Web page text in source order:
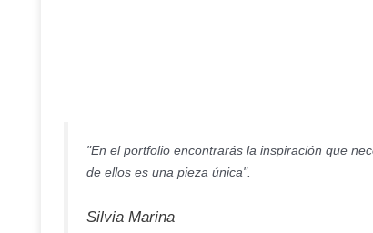
"En el portfolio encontrarás la inspiración que
de ellos es una pieza única".
Silvia Marina